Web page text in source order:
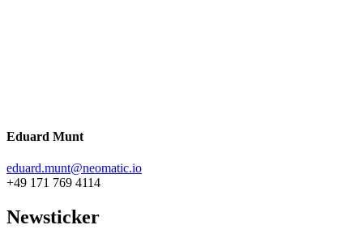
Eduard Munt
eduard.munt@neomatic.io
+49 171 769 4114
Newsticker